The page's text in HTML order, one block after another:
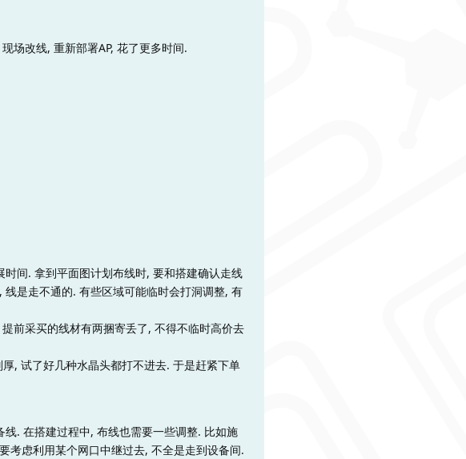
场改线, 重新部署AP, 花了更多时间.
间. 拿到平面图计划布线时, 要和搭建确认走线
是走不通的. 有些区域可能临时会打洞调整, 有
前采买的线材有两捆寄丢了, 不得不临时高价去
, 试了好几种水晶头都打不进去. 于是赶紧下单
. 在搭建过程中, 布线也需要一些调整. 比如施
考虑利用某个网口中继过去, 不全是走到设备间.